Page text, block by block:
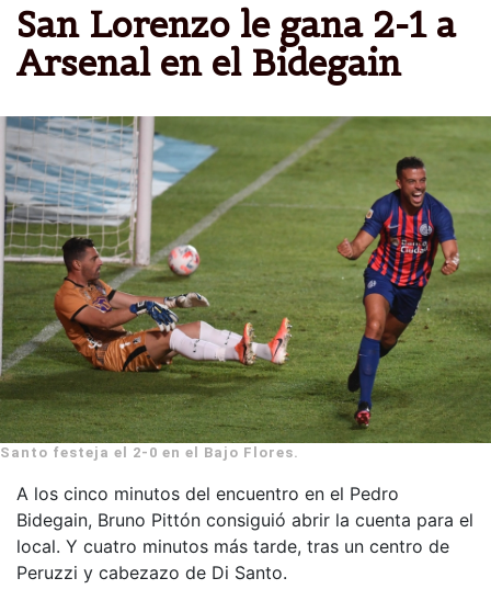
San Lorenzo le gana 2-1 a
Arsenal en el Bidegain
Santo festeja el 2-0 en el Bajo Flores.
A los cinco minutos del encuentro en el Pedro
Bidegain, Bruno Pittón consiguió abrir la cuenta para el
local. Y cuatro minutos más tarde, tras un centro de
Peruzzi y cabezazo de Di Santo.